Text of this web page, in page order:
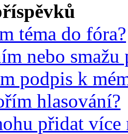
téma do fóra?
nebo smažu
podpis k
hlasování?
přidat